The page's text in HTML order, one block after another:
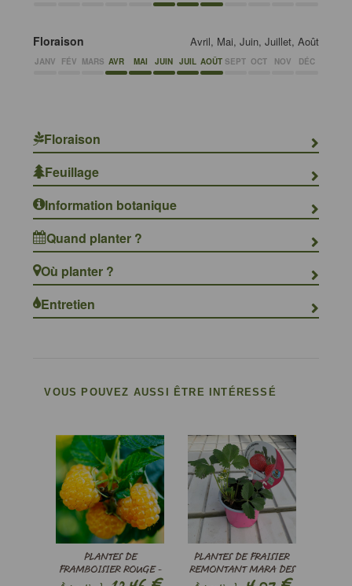
Floraison Avril, Mai, Juin, Juillet, Août
JANV FÉV MARS AVR MAI JUIN JUIL AOÛT SEPT OCT NOV DÉC
Floraison
Feuillage
Information botanique
Quand planter ?
Où planter ?
Entretien
VOUS POUVEZ AUSSI ÊTRE INTÉRESSÉ
PLANTES DE
FRAMBOISIER ROUGE -
RUBUS IDAEUS
PLANTES DE FRAISIER
REMONTANT MARA DES
BOIS - FRAGARIA VESCA